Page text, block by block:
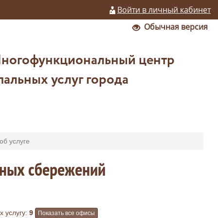
Войти в личный кабинет
Обычная версия
центр
услуг города
услуге
сбережений
услугу: 9 Показать все офисы